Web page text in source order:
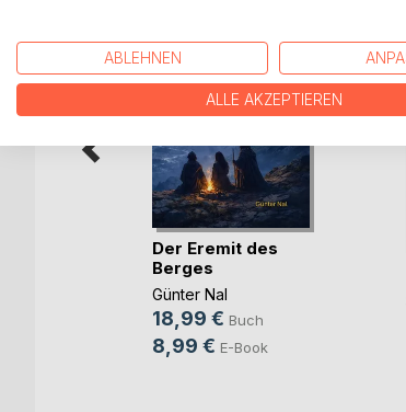
Der Eremit des
Berges
Günter Nal
18,99 € Buch
8,99 € E-Book
ABLEHNEN
ALLE AKZEPTIEREN